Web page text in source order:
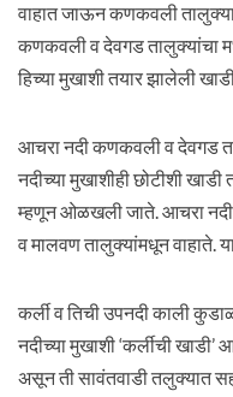
वाहात जाऊन कणकवली
कणकवली व देवगड तालुक्यांचा
हिच्या मुखाशी तयार झालेली
आचरा नदी कणकवली व देवगड
नदीच्या मुखाशीही छोटीशी
म्हणून ओळखली जाते. आचरा
व मालवण तालुक्यांमधून वाहाते.
कर्ली व तिची उपनदी काली
नदीच्या मुखाशी ‘कर्लीची
असून ती सावंतवाडी तलुक्यात